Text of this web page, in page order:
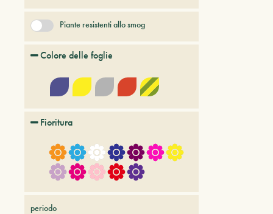
Piante resistenti allo smog
Colore delle foglie
Fioritura
periodo